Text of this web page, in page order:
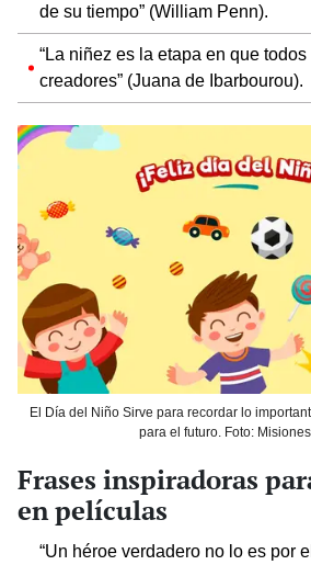
de su tiempo” (William Penn).
“La niñez es la etapa en que
creadores” (Juana de Ibarbourou).
El Día del Niño Sirve para recordar lo
para el futuro. Foto:
Frases inspiradoras
en películas
“Un héroe verdadero no lo es por